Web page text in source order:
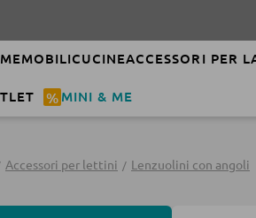
MOBILICUCINEACCESSORI PER
% MINI & ME
Accessori per lettini Lenzuolini con angoli